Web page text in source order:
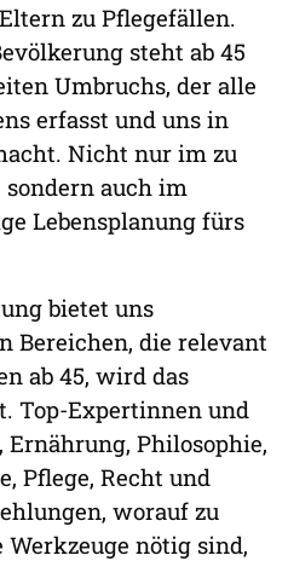
zu Pflegefällen.
steht ab 45
Umbruchs, der alle
erfasst und uns in
Nicht nur im zu
auch im
Lebensplanung fürs
bietet uns
Bereichen, die relevant
ab 45, wird das
Top-Expertinnen und
Philosophie,
Pflege, Recht und
worauf zu
nötig sind,